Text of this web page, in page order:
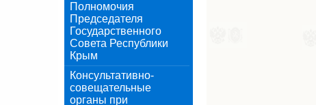
Полномочия
Председателя
Государственного
Совета Республики
Крым
Консультативно-
совещательные
органы при